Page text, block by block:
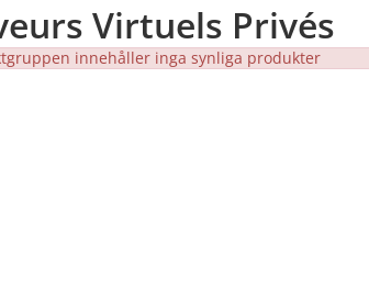
Virtuels Privés
innehåller inga synliga produkter